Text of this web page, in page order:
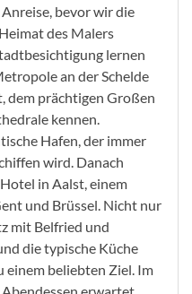
bevor wir die
des Malers
lernen
an der Schelde
dem prächtigen Großen
kennen.
Hafen, der immer
wird. Danach
in Aalst, einem
und Brüssel. Nicht nur
mit Belfried und
die typische Küche
einem beliebten Ziel. Im